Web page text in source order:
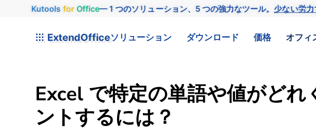
Kutools for Office— 1 つのソリューション、5 つの強力なツール。 少ない労力
ExtendOfficeソリューション ダウンロード 価格 オフィ
Excel で特定の単語や値がど
ントするには？